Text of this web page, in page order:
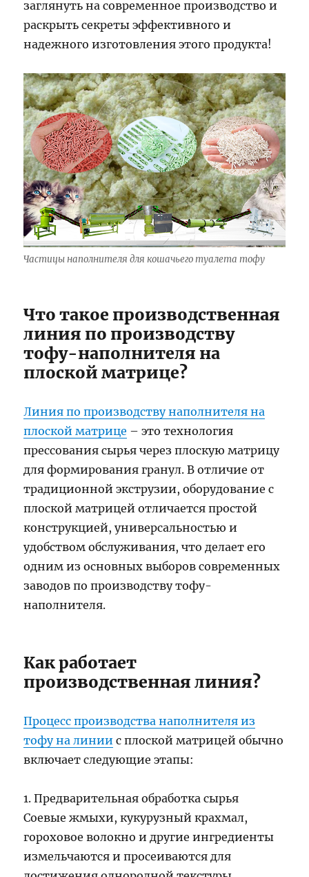
заглянуть на современное производство и
раскрыть секреты эффективного и
надежного изготовления этого продукта!
Частицы наполнителя для кошачьего туалета тофу
Что такое производственная
линия по производству
тофу-наполнителя на
плоской матрице?
Линия по производству наполнителя на
плоской матрице – это технология
прессования сырья через плоскую матрицу
для формирования гранул. В отличие от
традиционной экструзии, оборудование с
плоской матрицей отличается простой
конструкцией, универсальностью и
удобством обслуживания, что делает его
одним из основных выборов современных
заводов по производству тофу-
наполнителя.
Как работает
производственная линия?
Процесс производства наполнителя из
тофу на линии с плоской матрицей обычно
включает следующие этапы:
1. Предварительная обработка сырья
Соевые жмыхи, кукурузный крахмал,
гороховое волокно и другие ингредиенты
измельчаются и просеиваются для